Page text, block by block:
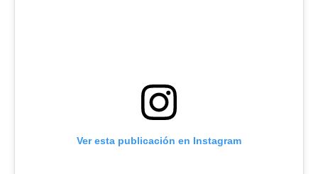
Ver esta publicación en Instagram